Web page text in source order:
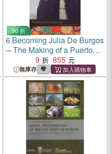
90 折
6.Becoming Julia De Burgos
─ The Making of a Puerto
Rican Icon
9 855
無庫存